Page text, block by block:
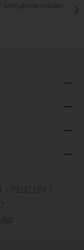
gerne wieder
19:00 Uhr |